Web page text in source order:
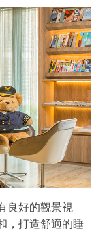
良好的觀景視
，打造舒適的睡